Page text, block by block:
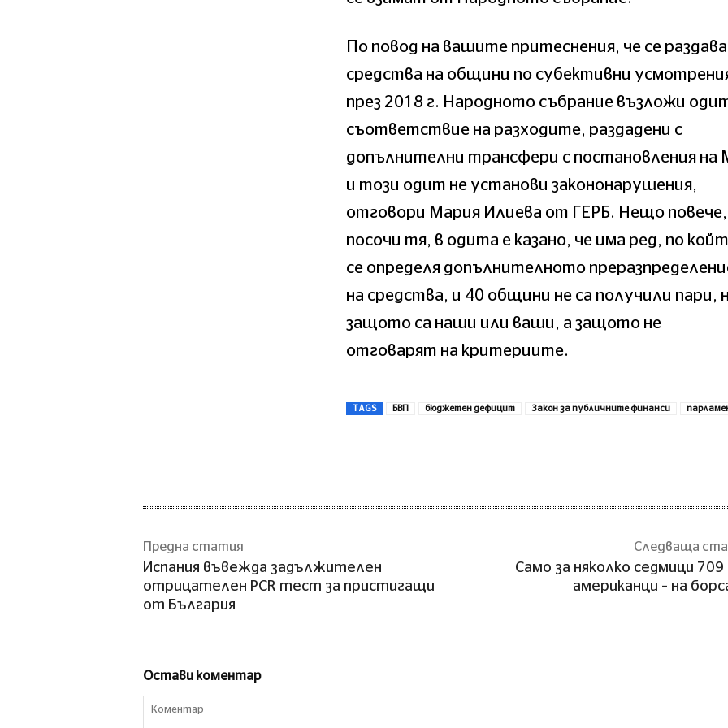
По повод на вашите притеснения, че се
средства на общини по субективни
през 2018 г. Народното събрание възложи
съответствие на разходите, раздадени с
допълнителни трансфери с постановления на
и този одит не установи закононарушения,
отговори Мария Илиева от ГЕРБ. Нещо повече,
посочи тя, в одита е казано, че има ред, по
се определя допълнителното
на средства, и 40 общини не са получили пари,
защото са наши или ваши, а защото не
отговарят на критериите.
TAGS БВП бюджетен дефицит Закон за публичните финанси
Предна статия
Испания въвежда задължителен
отрицателен PCR тест за пристигащи
от България
Следваща
Само за няколко седмици 709
американци – на
Остави коментар